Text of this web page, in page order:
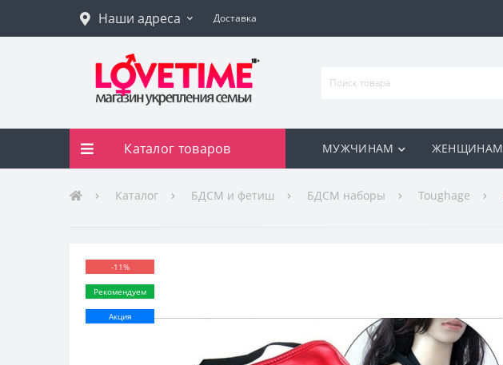
Наши адреса Доставка
Каталог товаров МУЖЧИНАМ ЖЕНЩИНАМ
Каталог БДСМ и фетиш БДСМ наборы Toughage
-11%
Рекомендуем
Акция